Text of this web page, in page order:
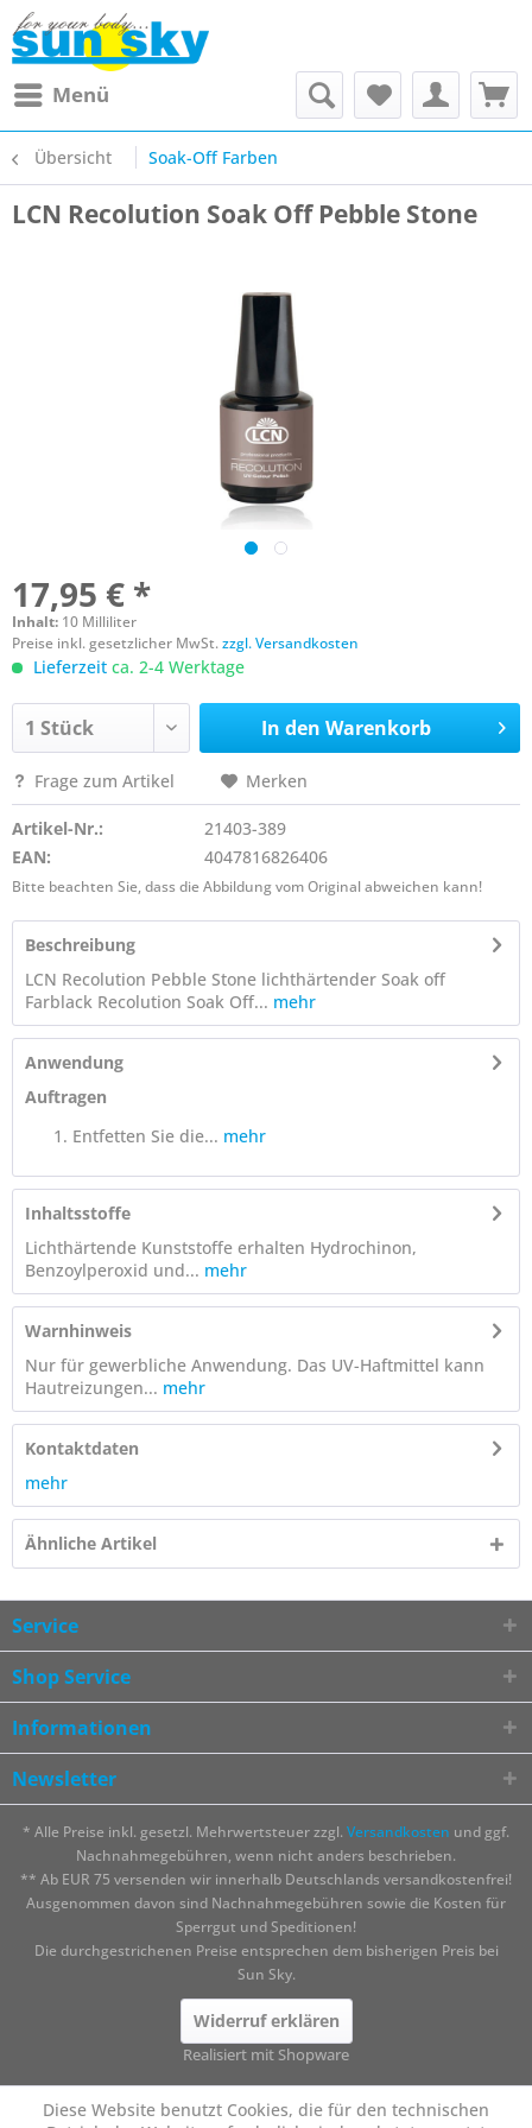
Menü
Übersicht Soak-Off Farben
LCN Recolution Soak Off Pebble Stone
17,95 € *
Inhalt: 10 Milliliter
Preise inkl. gesetzlicher MwSt.zzgl. Versandkosten
Lieferzeit ca. 2-4 Werktage
In den Warenkorb
Frage zum Artikel Merken
Artikel-Nr.:
21403-389
EAN:
4047816826406
Bitte beachten Sie, dass die Abbildung vom Original abweichen kann!
Beschreibung
LCN Recolution Pebble Stone lichthärtender Soak off
Farblack Recolution Soak Off... mehr
Anwendung
Auftragen
Entfetten Sie die... mehr
Inhaltsstoffe
Lichthärtende Kunststoffe erhalten Hydrochinon,
Benzoylperoxid und... mehr
Warnhinweis
Nur für gewerbliche Anwendung. Das UV-Haftmittel kann
Hautreizungen... mehr
Kontaktdaten
mehr
Ähnliche Artikel
Service
Shop Service
Informationen
Newsletter
* Alle Preise inkl. gesetzl. Mehrwertsteuer zzgl. Versandkosten und ggf.
Nachnahmegebühren, wenn nicht anders beschrieben.
** Ab EUR 75 versenden wir innerhalb Deutschlands versandkostenfrei!
Ausgenommen davon sind Nachnahmegebühren sowie die Kosten für
Sperrgut und Speditionen!
Die durchgestrichenen Preise entsprechen dem bisherigen Preis bei
Sun Sky.
Widerruf erklären
Realisiert mit Shopware
Diese Website benutzt Cookies, die für den technischen